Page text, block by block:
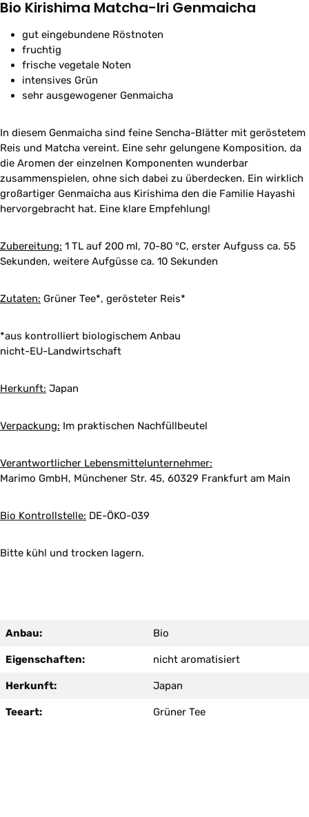
Bio Kirishima Matcha-Iri Genmaicha
gut eingebundene Röstnoten
fruchtig
frische vegetale Noten
intensives Grün
sehr ausgewogener Genmaicha
In diesem Genmaicha sind feine Sencha-Blätter mit geröstetem
Reis und Matcha vereint. Eine sehr gelungene Komposition, da
die Aromen der einzelnen Komponenten wunderbar
zusammenspielen, ohne sich dabei zu überdecken. Ein wirklich
großartiger Genmaicha aus Kirishima den die Familie Hayashi
hervorgebracht hat. Eine klare Empfehlung!
Zubereitung: 1 TL auf 200 ml, 70-80 °C, erster Aufguss ca. 55
Sekunden, weitere Aufgüsse ca. 10 Sekunden
Zutaten: Grüner Tee*, gerösteter Reis*
*aus kontrolliert biologischem Anbau
nicht-EU-Landwirtschaft
Herkunft: Japan
Verpackung: Im praktischen Nachfüllbeutel
Verantwortlicher Lebensmittelunternehmer:
Marimo GmbH, Münchener Str. 45, 60329 Frankfurt am Main
Bio Kontrollstelle: DE-ÖKO-039
Bitte kühl und trocken lagern.
Anbau: Bio
Eigenschaften: nicht aromatisiert
Herkunft: Japan
Teeart: Grüner Tee